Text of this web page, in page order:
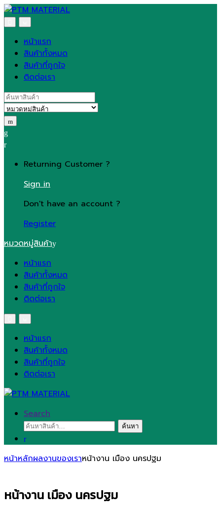
Skip
to
Skip
to
หน้าแรก
สินค้าทั้งหมด
สินค้าที่ถูกใจ
ติดต่อเรา
Search
for:
Returning Customer ?
Sign in
Don't have an account ?
Register
หมวดหมู่สินค้า
หน้าแรก
สินค้าทั้งหมด
สินค้าที่ถูกใจ
ติดต่อเรา
หน้าแรก
สินค้าทั้งหมด
สินค้าที่ถูกใจ
ติดต่อเรา
Search
ค้นหา:
ค้นหา
หน้าหลักผลงานของเราหน้างาน เมือง นครปฐม
หน้างาน เมือง นครปฐม